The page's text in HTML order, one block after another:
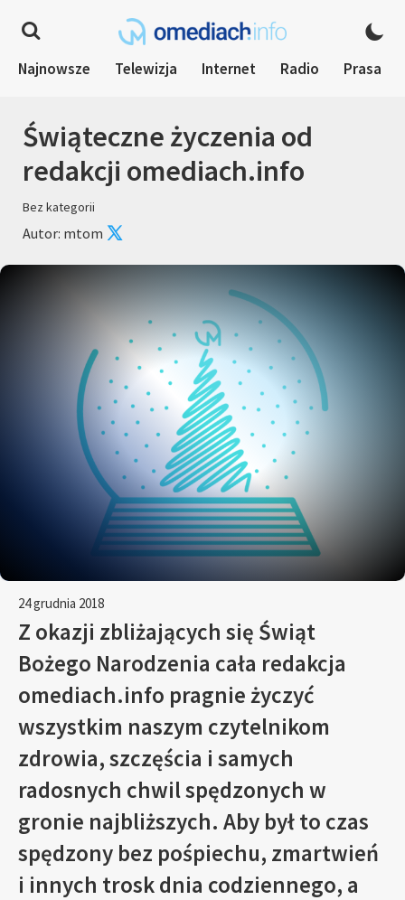
Najnowsze Telewizja Internet Radio Prasa
Świąteczne życzenia od
redakcji omediach.info
Bez kategorii
Autor: mtom
24 grudnia 2018
Z okazji zbliżających się Świąt
Bożego Narodzenia cała redakcja
omediach.info pragnie życzyć
wszystkim naszym czytelnikom
zdrowia, szczęścia i samych
radosnych chwil spędzonych w
gronie najbliższych. Aby był to czas
spędzony bez pośpiechu, zmartwień
i innych trosk dnia codziennego, a